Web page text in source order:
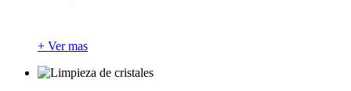
+ Ver mas